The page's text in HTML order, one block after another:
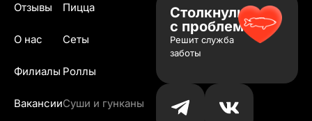
Отзывы
О нас
Филиалы
Вакансии
Пицца
Сеты
Роллы
Суши и гунканы
Столкнулись
с проблемой?
Решит служба
заботы